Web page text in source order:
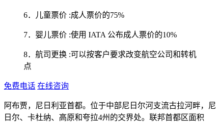
6．儿童票价 :成人票价的75%
7．婴儿票价 :使用 IATA 公布成人票价的10%
8．航司更换 :可以按客户要求改变航空公司和转机
点
免费电话 在线咨询
阿布贾，尼日利亚首都。位于中部尼日尔河支流古拉河畔，尼
日尔、卡杜纳、高原和夸拉4州的交界处。联邦首都区面积